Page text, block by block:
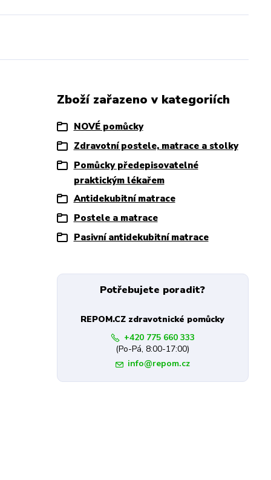
Zboží zařazeno v kategoriích
NOVÉ pomůcky
Zdravotní postele, matrace a stolky
Pomůcky předepisovatelné
praktickým lékařem
Antidekubitní matrace
Postele a matrace
Pasivní antidekubitní matrace
Potřebujete poradit?
REPOM.CZ zdravotnické pomůcky
+420 775 660 333
(Po-Pá, 8:00-17:00)
info@repom.cz